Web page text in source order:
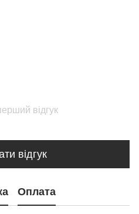
відгук
відгук
Оплата